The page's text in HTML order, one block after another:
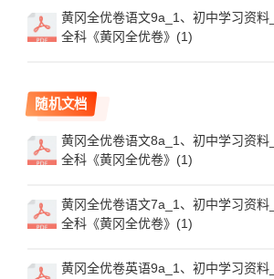
黄冈全优卷语文9a_1、初中学习资料
全科《黄冈全优卷》(1)
随机文档
黄冈全优卷语文8a_1、初中学习资料
全科《黄冈全优卷》(1)
黄冈全优卷语文7a_1、初中学习资料
全科《黄冈全优卷》(1)
黄冈全优卷英语9a_1、初中学习资料